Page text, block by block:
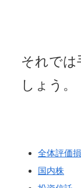
それでは
しょう。
全体評価
国内株